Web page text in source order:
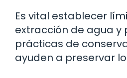
Es vital establecer
extracción de agua y
prácticas de
ayuden a preservar